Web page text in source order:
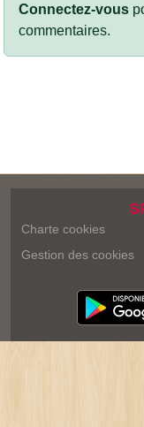
Connectez-vous
commentaires.
Charte cookies
Gestion des cookies